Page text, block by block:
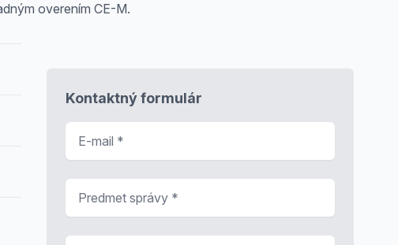
overením CE-M.
Kontaktný formulár